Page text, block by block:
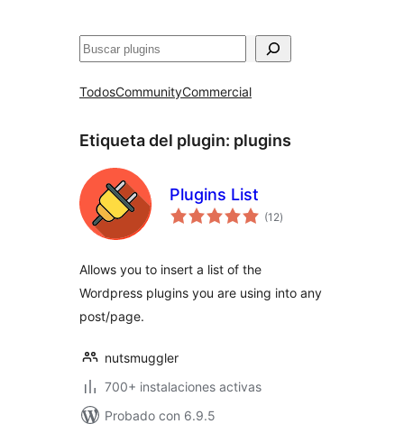
Buscar
TodosCommunityCommercial
Etiqueta del plugin: plugins
Plugins List
(12total
de
)
Allows you to insert a list of the
Wordpress plugins you are using into any
post/page.
nutsmuggler
700+ instalaciones activas
Probado con 6.9.5